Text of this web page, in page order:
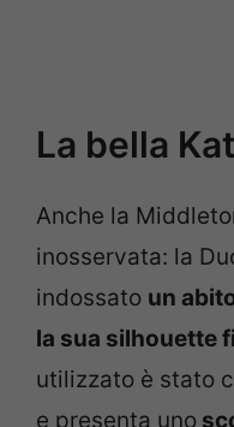
La bella
Anche la
inosservata: la
indossato un
la sua silhouette
utilizzato è stato
e presenta uno